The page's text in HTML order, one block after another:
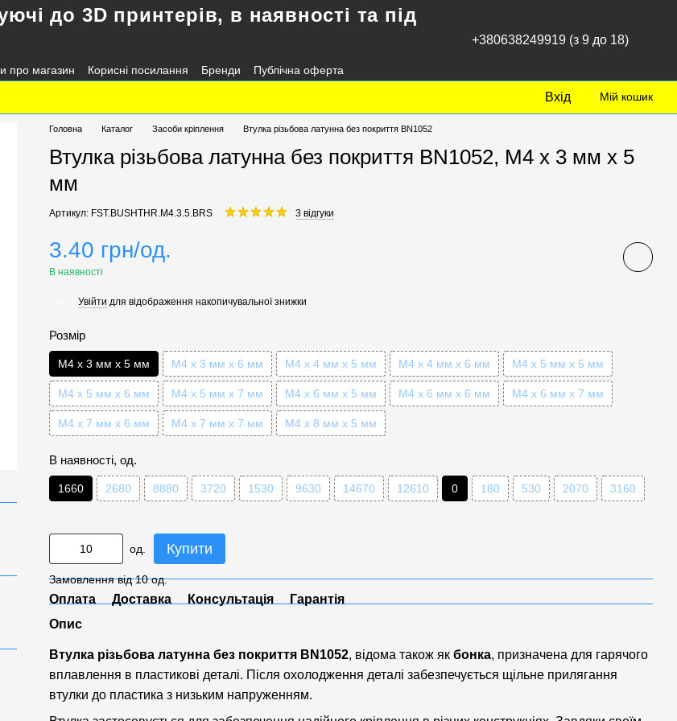
до 3D принтерів, в наявності та під
про магазин Корисні посилання Бренди
Публічна оферта
+380638249919 (з 9 до 18)
Вхід Мій кошик
Головна Каталог Засоби кріплення Втулка різьбова латунна без покриття BN1052
Втулка різьбова латунна без покриття BN1052, М4 x 3 мм x 5
мм
Артикул: FST.BUSHTHR.M4.3.5.BRS 3 відгуки
3.40 грн/од.
В наявності
Увійти для відображення накопичувальної знижки
Розмір
М4 x 3 мм x 5 мм М4 x 3 мм x 6 мм М4 x 4 мм x 5 мм М4 x 4 мм x 6 мм М4 x 5 мм x 5 мм
М4 x 5 мм x 6 мм М4 x 5 мм x 7 мм М4 x 6 мм x 5 мм М4 x 6 мм x 6 мм М4 x 6 мм x 7 мм
М4 x 7 мм x 6 мм М4 x 7 мм x 7 мм М4 x 8 мм x 5 мм
В наявності, од.
1660 2680 8880 3720 1530 9630 14670 12610 0 180 530 2070 3160
од. Купити
Замовлення від 10 од.
Оплата Доставка Консультація
Гарантія
Опис
Втулка різьбова латунна без покриття BN1052, відома також як бонка, призначена для гарячого
вплавлення в пластикові деталі. Після охолодження деталі забезпечується щільне прилягання
втулки до пластика з низьким напруженням.